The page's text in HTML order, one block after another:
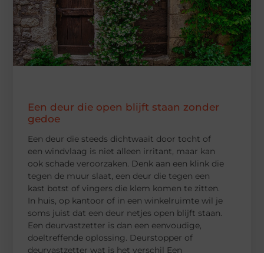
Een deur die open blijft staan zonder
gedoe
Een deur die steeds dichtwaait door tocht of
een windvlaag is niet alleen irritant, maar kan
ook schade veroorzaken. Denk aan een klink die
tegen de muur slaat, een deur die tegen een
kast botst of vingers die klem komen te zitten.
In huis, op kantoor of in een winkelruimte wil je
soms juist dat een deur netjes open blijft staan.
Een deurvastzetter is dan een eenvoudige,
doeltreffende oplossing. Deurstopper of
deurvastzetter wat is het verschil Een